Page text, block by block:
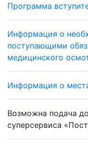
Программа
Информация о
поступающими
медицинского
Информация о
Возможна подача
суперсервиса